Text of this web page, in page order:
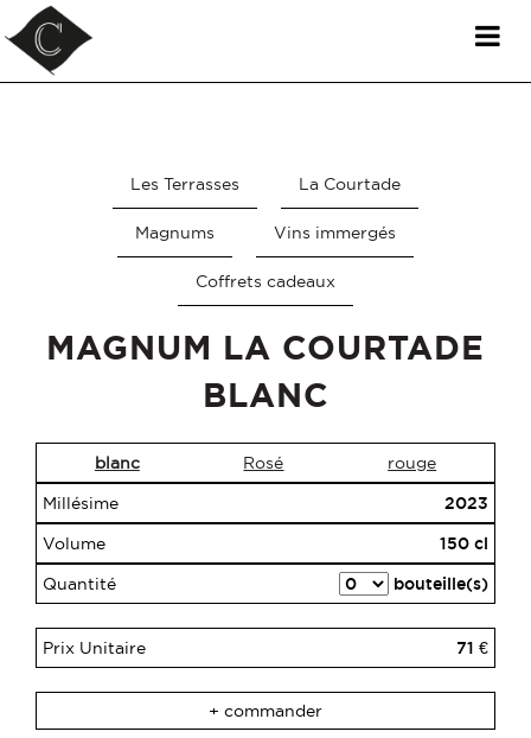
DOMAINE LA COURTADE - FICHE VIN MAGNUM LA COURTADE BLANC
2023 150CL
Les Terrasses La Courtade
Magnums Vins immergés
Coffrets cadeaux
MAGNUM LA COURTADE
BLANC
blanc Rosé rouge
Millésime 2023
Volume 150 cl
Quantité bouteille(s)
Prix Unitaire 71 €
+ commander
Panneau de gestion des cookies